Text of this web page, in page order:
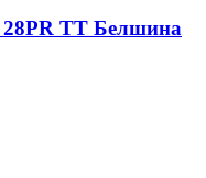
TT Белшина